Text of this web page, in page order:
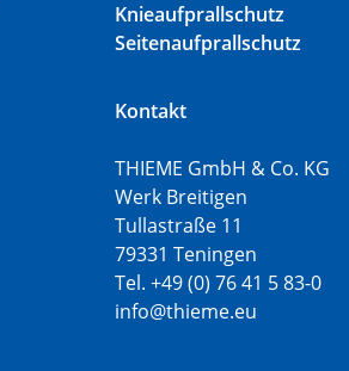
Knieaufprallschutz
Seitenaufprallschutz
Kontakt
THIEME GmbH & Co. KG
Werk Breitigen
Tullastraße 11
79331 Teningen
Tel. +49 (0) 76 41 5 83-0
info@thieme.eu